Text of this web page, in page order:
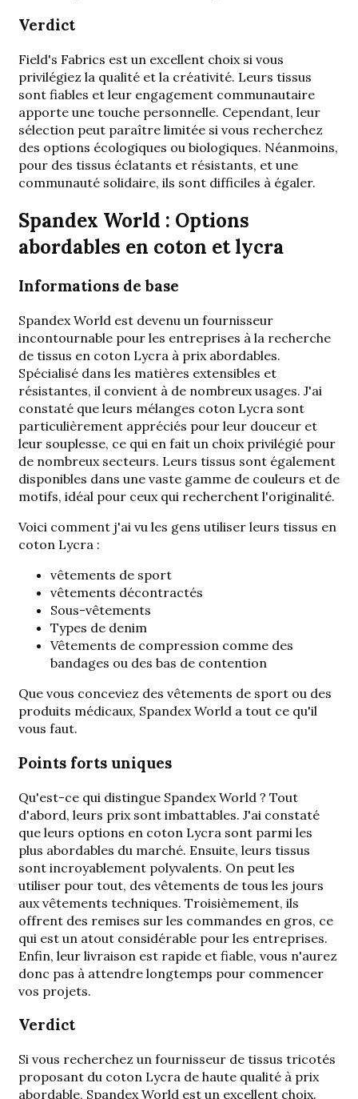
Verdict
Field's Fabrics est un excellent choix si vous
privilégiez la qualité et la créativité. Leurs tissus
sont fiables et leur engagement communautaire
apporte une touche personnelle. Cependant, leur
sélection peut paraître limitée si vous recherchez
des options écologiques ou biologiques. Néanmoins,
pour des tissus éclatants et résistants, et une
communauté solidaire, ils sont difficiles à égaler.
Spandex World : Options
abordables en coton et lycra
Informations de base
Spandex World est devenu un fournisseur
incontournable pour les entreprises à la recherche
de tissus en coton Lycra à prix abordables.
Spécialisé dans les matières extensibles et
résistantes, il convient à de nombreux usages. J'ai
constaté que leurs mélanges coton Lycra sont
particulièrement appréciés pour leur douceur et
leur souplesse, ce qui en fait un choix privilégié pour
de nombreux secteurs. Leurs tissus sont également
disponibles dans une vaste gamme de couleurs et de
motifs, idéal pour ceux qui recherchent l'originalité.
Voici comment j'ai vu les gens utiliser leurs tissus en
coton Lycra :
vêtements de sport
vêtements décontractés
Sous-vêtements
Types de denim
Vêtements de compression comme des
bandages ou des bas de contention
Que vous conceviez des vêtements de sport ou des
produits médicaux, Spandex World a tout ce qu'il
vous faut.
Points forts uniques
Qu'est-ce qui distingue Spandex World ? Tout
d'abord, leurs prix sont imbattables. J'ai constaté
que leurs options en coton Lycra sont parmi les
plus abordables du marché. Ensuite, leurs tissus
sont incroyablement polyvalents. On peut les
utiliser pour tout, des vêtements de tous les jours
aux vêtements techniques. Troisièmement, ils
offrent des remises sur les commandes en gros, ce
qui est un atout considérable pour les entreprises.
Enfin, leur livraison est rapide et fiable, vous n'aurez
donc pas à attendre longtemps pour commencer
vos projets.
Verdict
Si vous recherchez un fournisseur de tissus tricotés
proposant du coton Lycra de haute qualité à prix
abordable, Spandex World est un excellent choix.